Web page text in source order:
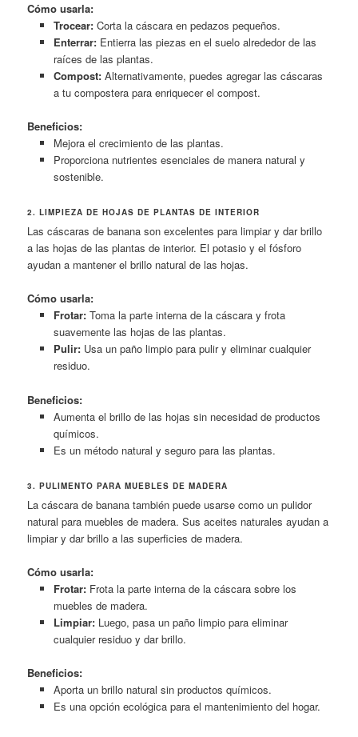
Cómo usarla:
Trocear:Corta la cáscara en pedazos pequeños.
Enterrar:Entierra las piezas en el suelo alrededor de las
raíces de las plantas.
Compost:Alternativamente, puedes agregar las cáscaras
a tu compostera para enriquecer el compost.
Beneficios:
Mejora el crecimiento de las plantas.
Proporciona nutrientes esenciales de manera natural y
sostenible.
2. LIMPIEZA DE HOJAS DE PLANTAS DE INTERIOR
Las cáscaras de banana son excelentes para limpiar y dar brillo
a las hojas de las plantas de interior. El potasio y el fósforo
ayudan a mantener el brillo natural de las hojas.
Cómo usarla:
Frotar:Toma la parte interna de la cáscara y frota
suavemente las hojas de las plantas.
Pulir:Usa un paño limpio para pulir y eliminar cualquier
residuo.
Beneficios:
Aumenta el brillo de las hojas sin necesidad de productos
químicos.
Es un método natural y seguro para las plantas.
3. PULIMENTO PARA MUEBLES DE MADERA
La cáscara de banana también puede usarse como un pulidor
natural para muebles de madera. Sus aceites naturales ayudan a
limpiar y dar brillo a las superficies de madera.
Cómo usarla:
Frotar:Frota la parte interna de la cáscara sobre los
muebles de madera.
Limpiar:Luego, pasa un paño limpio para eliminar
cualquier residuo y dar brillo.
Beneficios:
Aporta un brillo natural sin productos químicos.
Es una opción ecológica para el mantenimiento del hogar.